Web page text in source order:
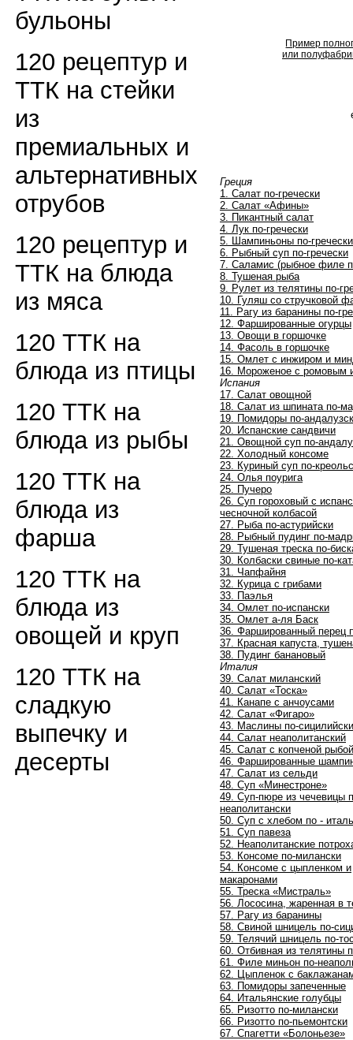
бульоны
120 рецептур и
ТТК на стейки
из
премиальных и
альтернативных
отрубов
120 рецептур и
ТТК на блюда
из мяса
120 ТТК на
блюда из птицы
120 ТТК на
блюда из рыбы
120 ТТК на
блюда из
фарша
120 ТТК на
блюда из
овощей и круп
120 ТТК на
сладкую
выпечку и
десерты
Пример
или
Греция
1. Салат по-гречески
2. Салат «Афины»
3. Пикантный салат
4. Лук по-гречески
5. Шампиньоны по-гречески
6. Рыбный суп по-гречески
7. Саламис (рыбное филе
8. Тушеная рыба
9. Рулет из телятины по-
10. Гуляш со стручковой
11. Рагу из баранины по-
12. Фаршированные огурцы
13. Овощи в горшочке
14. Фасоль в горшочке
15. Омлет с инжиром и
16. Мороженое с ромовым
Испания
17. Салат овощной
18. Салат из шпината по-
19. Помидоры по-
20. Испанские сандвичи
21. Овощной суп по-
22. Холодный консоме
23. Куриный суп по-
24. Олья поурига
25. Пучеро
26. Суп гороховый с
чесночной колбасой
27. Рыба по-астурийски
28. Рыбный пудинг по-
29. Тушеная треска по-
30. Колбаски свиные по-
31. Чапфайня
32. Курица с грибами
33. Паэлья
34. Омлет по-испански
35. Омлет а-ля Баск
36. Фаршированный перец
37. Красная капуста,
38. Пудинг банановый
Италия
39. Салат миланский
40. Салат «Тоска»
41. Канапе с анчоусами
42. Салат «Фигаро»
43. Маслины по-сицилийски
44. Салат неаполитанский
45. Салат с копченой рыбой
46. Фаршированные
47. Салат из сельди
48. Суп «Минестроне»
49. Суп-пюре из чечевицы
неаполитански
50. Суп с хлебом по -
51. Суп павеза
52. Неаполитанские
53. Консоме по-милански
54. Консоме с цыпленком и
макаронами
55. Треска «Мистраль»
56. Лососина, жаренная в
57. Рагу из баранины
58. Свиной шницель по-
59. Телячий шницель по-
60. Отбивная из телятины
61. Филе миньон по-
62. Цыпленок с
63. Помидоры запеченные
64. Итальянские голубцы
65. Ризотто по-милански
66. Ризотто по-пьемонтски
67. Спагетти «Болоньезе»